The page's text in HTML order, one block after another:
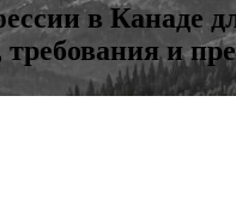
в Канаде
и